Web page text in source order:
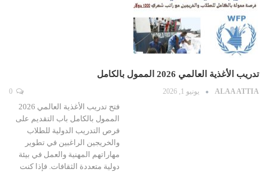
تدريب الأغذية العالمي 2026 الممول بالكامل
ALAA ATTIA يونيو 1, 2026
فتح تدريب الأغذية العالمي 2026
الممول بالكامل باب التقديم على
فرص التدريب الدولية للطلاب
والخريجين الراغبين في تطوير
مهاراتهم المهنية والعمل في بيئة
دولية متعددة الثقافات. فإذا كنت